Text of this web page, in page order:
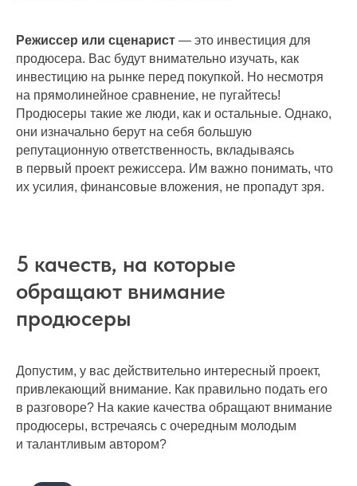
Режиссер или сценарист — это инвестиция для
продюсера. Вас будут внимательно изучать, как
инвестицию на рынке перед покупкой. Но несмотря
на прямолинейное сравнение, не пугайтесь!
Продюсеры такие же люди, как и остальные. Однако,
они изначально берут на себя большую
репутационную ответственность, вкладываясь
в первый проект режиссера. Им важно понимать, что
их усилия, финансовые вложения, не пропадут зря.
5 качеств, на которые
обращают внимание
продюсеры
Допустим, у вас действительно интересный проект,
привлекающий внимание. Как правильно подать его
в разговоре? На какие качества обращают внимание
продюсеры, встречаясь с очередным молодым
и талантливым автором?